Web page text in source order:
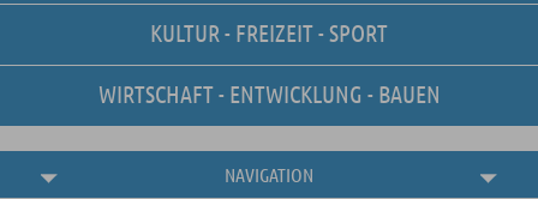
KULTUR - FREIZEIT - SPORT
WIRTSCHAFT - ENTWICKLUNG - BAUEN
Bekanntmachungen
NAVIGATION